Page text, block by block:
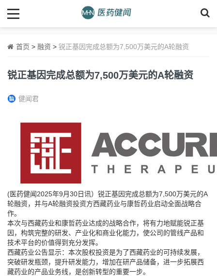
首页 > 融资 > 锐正基因完成总额为7,500万美元的A轮融资
锐正基因完成总额为7,500万美元的A轮融资
健闻君
(医药健闻2025年9月30日讯）锐正基因完成总额为7,500万美元的A
轮融资，并与A轮融资投资方西藏药业与康哲药业启动全面战略合
作。
本次与西藏药业和康哲药业达成的战略合作，将有力地赋能锐正基
因，构筑完整的研发、产业化和商业化能力，使公司的管线产品和
技术平台的价值得到充分发挥。
西藏药业公告显示：本次股权投资是为了西藏药业的可持续发展，
突破研发瓶颈，提升研发能力，增加在研产品储备，进一步拓展西
藏药业的产品业务线，是创新转型的重要一步。